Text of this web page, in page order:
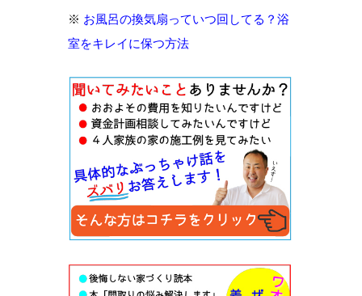
※ お風呂の換気扇っていつ回してる？浴
室をキレイに保つ方法